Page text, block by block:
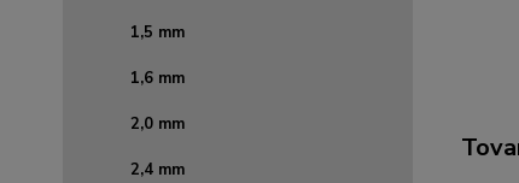
1,5 mm
1,6 mm
2,0 mm
2,4 mm